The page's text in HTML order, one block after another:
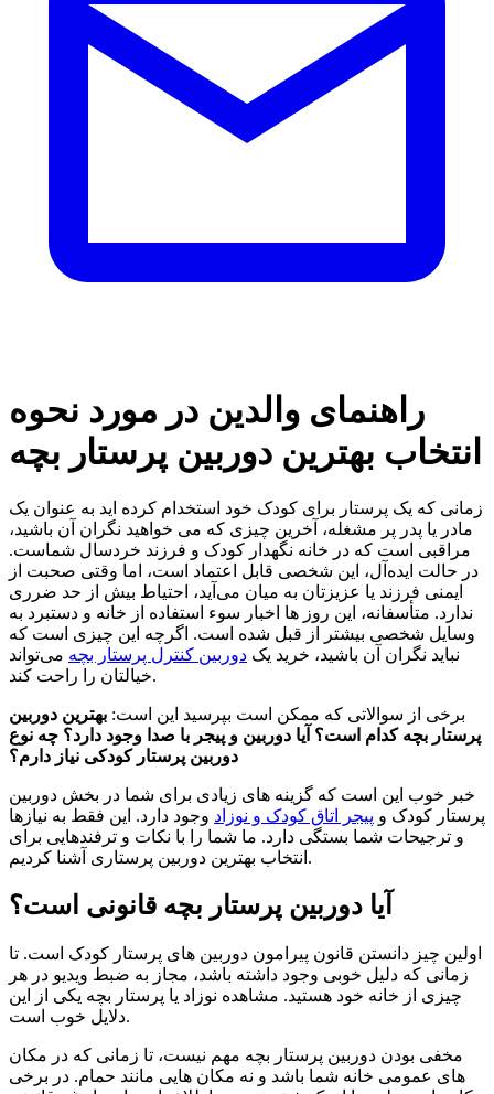
راهنمای والدین در مورد نحوه
انتخاب بهترین دوربین پرستار بچه
زمانی که یک پرستار برای کودک خود استخدام کرده اید به عنوان یک
مادر یا پدر پر مشغله، آخرین چیزی که می خواهید نگران آن باشید،
مراقبی است که در خانه نگهدار کودک و فرزند خردسال شماست.
در حالت ایده‌آل، این شخصی قابل اعتماد است، اما وقتی صحبت از
ایمنی فرزند یا عزیزتان به میان می‌آید، احتیاط بیش از حد ضرری
ندارد. متأسفانه، این روز ها اخبار سوء استفاده از خانه و دستبرد به
وسایل شخصی بیشتر از قبل شده است. اگرچه این چیزی است که
نباید نگران آن باشید، خرید یک دوربین کنترل پرستار بچه می‌تواند
خیالتان را راحت کند.
برخی از سوالاتی که ممکن است بپرسید این است: بهترین دوربین
پرستار بچه کدام است؟ آیا دوربین و پیجر با صدا وجود دارد؟ چه نوع
دوربین پرستار کودکی نیاز دارم؟
خبر خوب این است که گزینه های زیادی برای شما در بخش دوربین
پرستار کودک و پیجر اتاق کودک و نوزاد وجود دارد. این فقط به نیازها
و ترجیحات شما بستگی دارد. ما شما را با نکات و ترفندهایی برای
انتخاب بهترین دوربین پرستاری آشنا کردیم.
آیا دوربین پرستار بچه قانونی است؟
اولین چیز دانستن قانون پیرامون دوربین های پرستار کودک است. تا
زمانی که دلیل خوبی وجود داشته باشد، مجاز به ضبط ویدیو در هر
چیزی از خانه خود هستید. مشاهده نوزاد یا پرستار بچه یکی از این
دلایل خوب است.
مخفی بودن دوربین پرستار بچه مهم نیست، تا زمانی که در مکان
های عمومی خانه شما باشد و نه مکان هایی مانند حمام. در برخی